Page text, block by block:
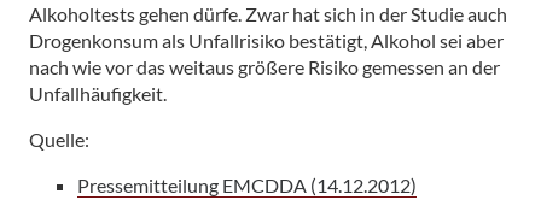
Alkoholtests gehen dürfe. Zwar hat sich in der Studie auch
Drogenkonsum als Unfallrisiko bestätigt, Alkohol sei aber
nach wie vor das weitaus größere Risiko gemessen an der
Unfallhäufigkeit.
Quelle:
Pressemitteilung EMCDDA (14.12.2012)